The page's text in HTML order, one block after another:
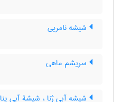
شیشه نامریی
سریشم ماهی
شیشه آبی ژنا ، شیشۀ آبی